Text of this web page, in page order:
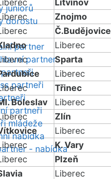
juniorů
dorostu
partner
partner
partneři
partneři
mládeže
nabídka
- nabídka
Litvínov
Znojmo
Č.Budějovice
Liberec
Sparta
Liberec
Třinec
Boleslav Liberec
Zlín
Liberec
K. Vary
Plzeň
Liberec